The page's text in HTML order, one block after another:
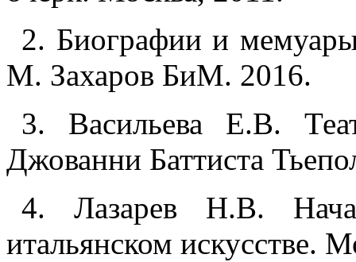
2. Биографии и
М. Захаров БиМ. 2016.
3. Васильева Е.В.
Джованни Баттиста
4. Лазарев Н.В.
итальянском искусстве.